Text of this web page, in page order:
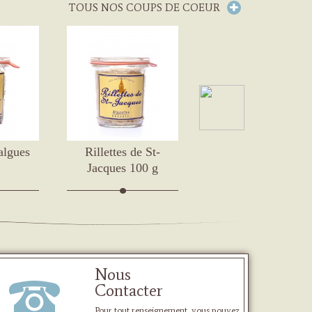
TOUS NOS COUPS DE COEUR
Rillettes de St-
Jacques 100 g
Nous
Contacter